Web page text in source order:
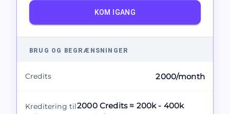
KOM IGANG
BRUG OG BEGRÆNSNINGER
Credits 2000/month
Kreditering til2000 Credits ≈ 200k - 400k